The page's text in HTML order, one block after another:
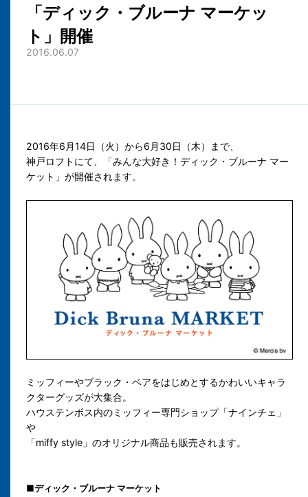
「ディック・ブルーナ マーケッ
ト」開催
2016.06.07
2016年6月14日（火）から6月30日（木）まで、
神戸ロフトにて、「みんな大好き！ディック・ブルーナ マー
ケット」が開催されます。
ミッフィーやブラック・ベアをはじめとするかわいいキャラ
クターグッズが大集合。
ハウステンボス内のミッフィー専門ショップ「ナインチェ」
や
「miffy style」のオリジナル商品も販売されます。
■ディック・ブルーナ マーケット